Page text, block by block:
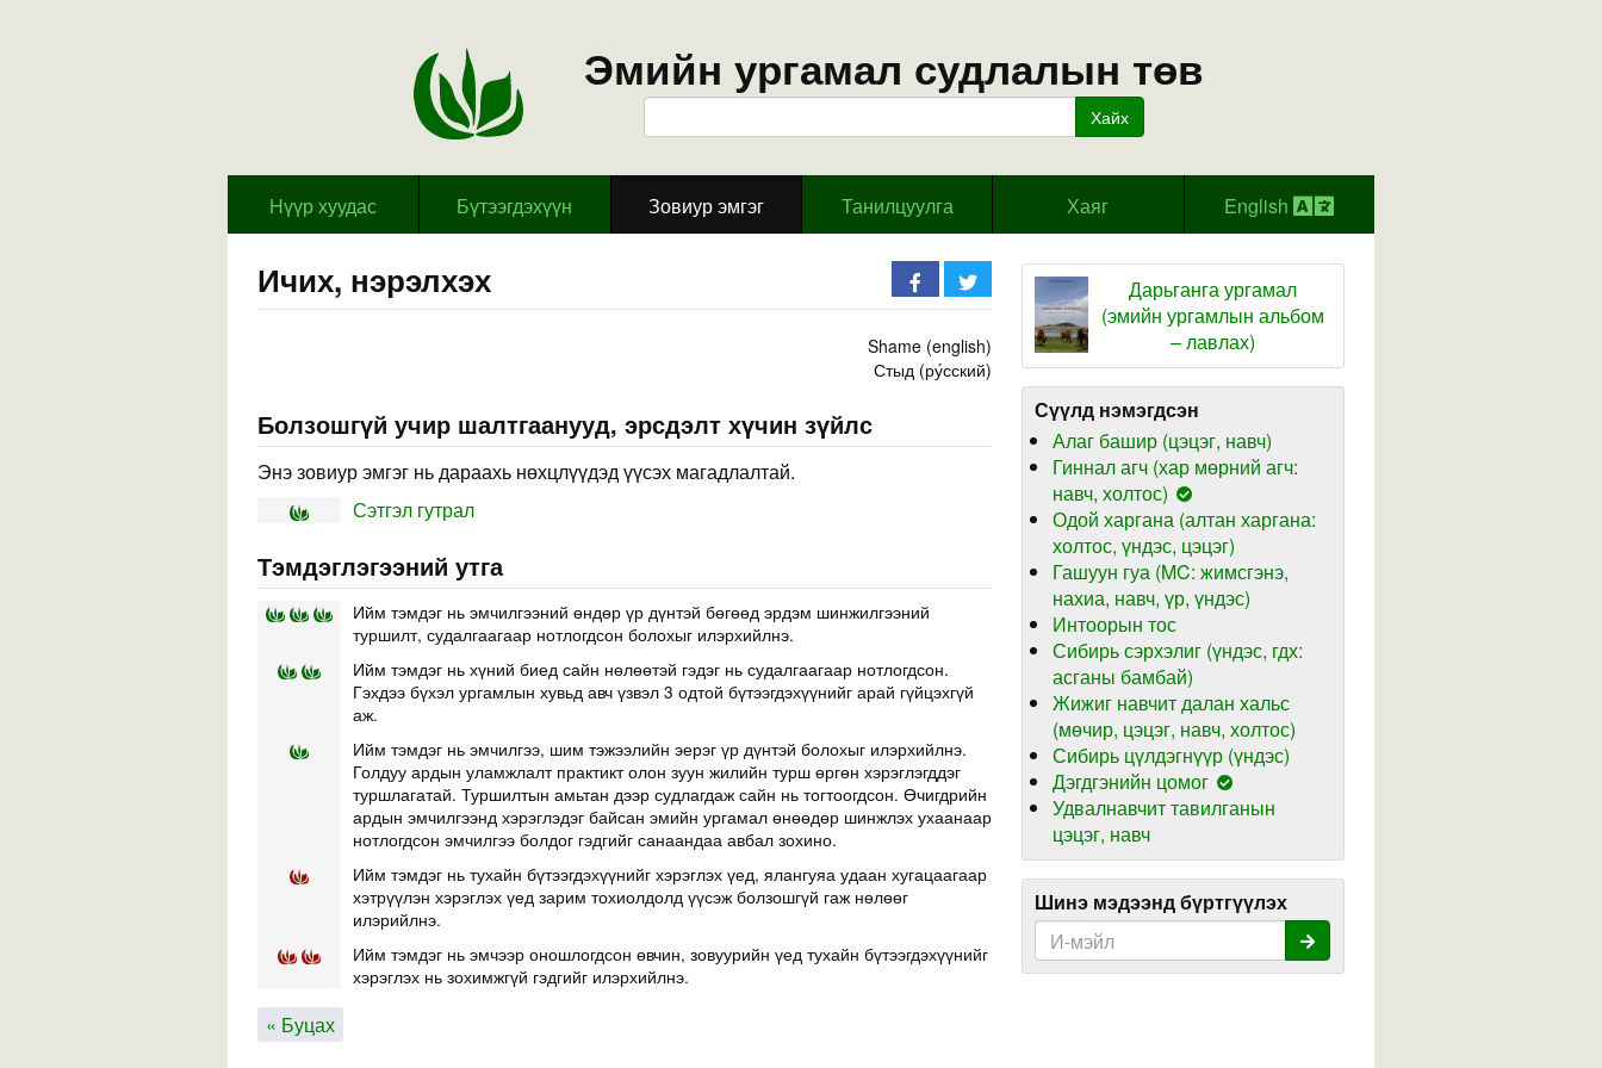
Эмийн ургамал судлалын төв
Хайх
Hүүр хуудас Бүтээгдэхүүн Зовиур эмгэг Танилцуулга Хаяг English
Ичих, нэрэлхэх
Shame (english)
Стыд (ру́сский)
Болзошгүй учир шалтгаанууд, эрсдэлт хүчин зүйлс
Энэ зовиур эмгэг нь дараахь нөхцлүүдэд үүсэх магадлалтай.
Сэтгэл гутрал
Тэмдэглэгээний утга
Ийм тэмдэг нь эмчилгээний өндөр үр дүнтэй бөгөөд эрдэм шинжилгээний
туршилт, судалгаагаар нотлогдсон болохыг илэрхийлнэ.
Ийм тэмдэг нь хүний биед сайн нөлөөтэй гэдэг нь судалгаагаар нотлогдсон.
Гэхдээ бүхэл ургамлын хувьд авч үзвэл 3 одтой бүтээгдэхүүнийг арай гүйцэхгүй
аж.
Ийм тэмдэг нь эмчилгээ, шим тэжээлийн эерэг үр дүнтэй болохыг илэрхийлнэ.
Голдуу ардын уламжлалт практикт олон зуун жилийн турш өргөн хэрэглэгддэг
туршлагатай. Туршилтын амьтан дээр судлагдаж сайн нь тогтоогдсон. Өчигдрийн
ардын эмчилгээнд хэрэглэдэг байсан эмийн ургамал өнөөдөр шинжлэх ухаанаар
нотлогдсон эмчилгээ болдог гэдгийг санаандаа авбал зохино.
Ийм тэмдэг нь тухайн бүтээгдэхүүнийг хэрэглэх үед, ялангуяа удаан хугацаагаар
хэтрүүлэн хэрэглэх үед зарим тохиолдолд үүсэж болзошгүй гаж нөлөөг
илэрийлнэ.
Ийм тэмдэг нь эмчээр оношлогдсон өвчин, зовуурийн үед тухайн бүтээгдэхүүнийг
хэрэглэх нь зохимжгүй гэдгийг илэрхийлнэ.
« Буцах
Дарьганга ургамал
(эмийн ургамлын альбом
– лавлах)
Сүүлд нэмэгдсэн
Алаг башир (цэцэг, навч)
Гиннал агч (хар мөрний агч:
навч, холтос)
Одой харгана (алтан харгана:
холтос, үндэс, цэцэг)
Гашуун гуа (MC: жимсгэнэ,
нахиа, навч, үр, үндэс)
Интоорын тос
Сибирь сэрхэлиг (үндэс, гдх:
асганы бамбай)
Жижиг навчит далан хальс
(мөчир, цэцэг, навч, холтос)
Сибирь цүлдэгнүүр (үндэс)
Дэгдгэнийн цомог
Удвалнавчит тавилганын
цэцэг, навч
Шинэ мэдээнд бүртгүүлэх